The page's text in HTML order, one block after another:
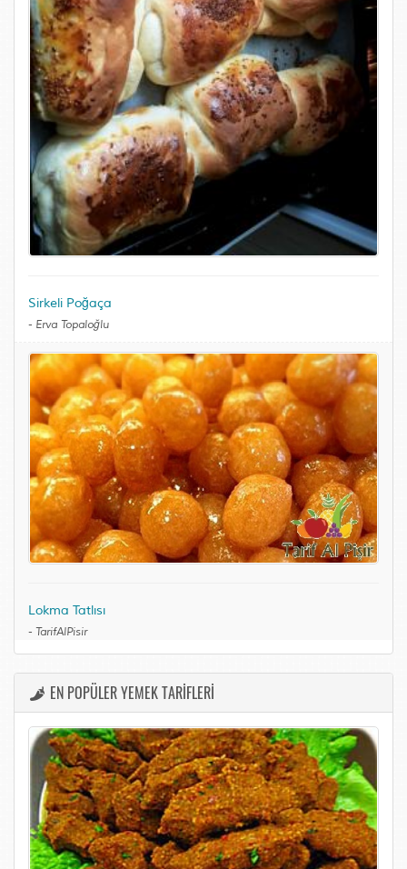
Sirkeli Poğaça
- Erva Topaloğlu
Lokma Tatlısı
- TarifAlPisir
EN POPÜLER YEMEK TARİFLERİ